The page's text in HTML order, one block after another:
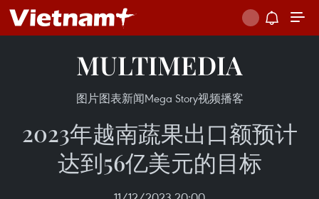
MULTIMEDIA
图片图表新闻Mega Story视频播客
2023年越南蔬果出口额预计
达到56亿美元的目标